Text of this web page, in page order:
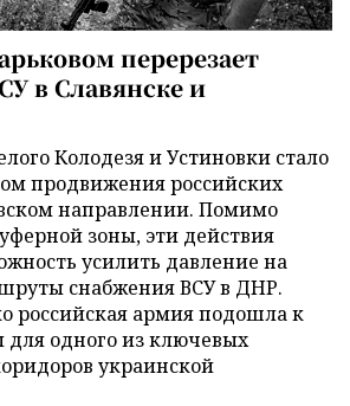
перерезает
в Славянске и
Колодезя и Устиновки стало
продвижения российских
направлении. Помимо
зоны, эти действия
усилить давление на
снабжения ВСУ в ДНР.
российская армия подошла к
для одного из ключевых
украинской